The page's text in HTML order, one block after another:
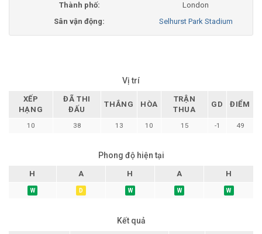
Thành phố:
London
Sân vận động:
Selhurst Park Stadium
Vị trí
XẾP
HẠNG
ĐÃ THI
ĐẤU
THẮNG HÒA
TRẬN
THUA
GD ĐIỂM
10 38 13 10 15 -1 49
Phong độ hiện tại
H A H A H
W D W W W
Kết quả